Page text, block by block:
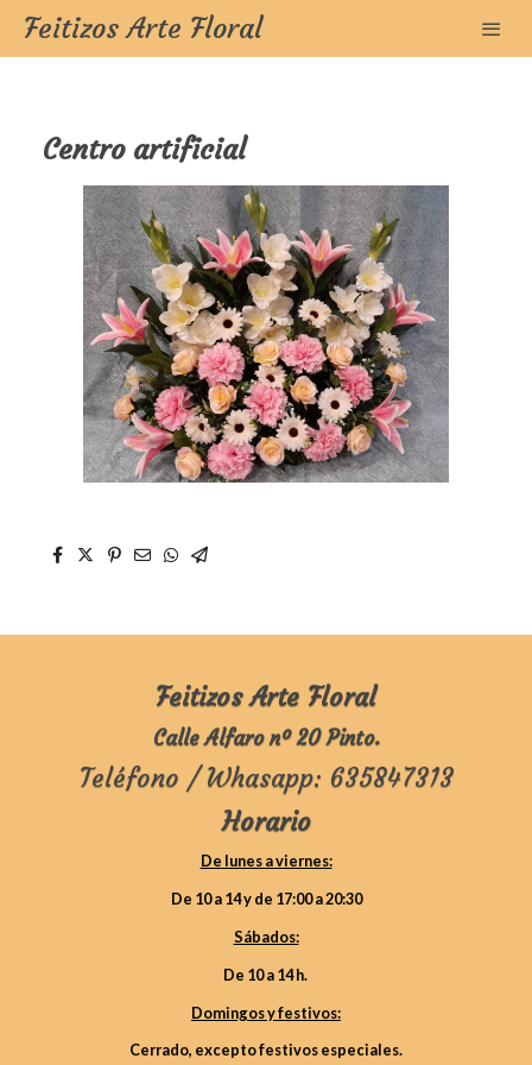
Feitizos Arte Floral
Centro artificial
Feitizos Arte Floral
Calle Alfaro nº 20 Pinto.
Teléfono / Whasapp: 635847313
Horario
De lunes a viernes:
De 10 a 14 y de 17:00 a 20:30
Sábados:
De 10 a 14 h.
Domingos y festivos:
Cerrado, excepto festivos especiales.